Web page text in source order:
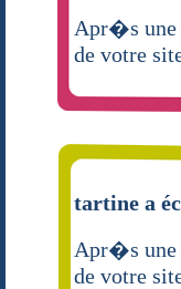
Apr�s une
de votre
tartine a
Apr�s une
de votre